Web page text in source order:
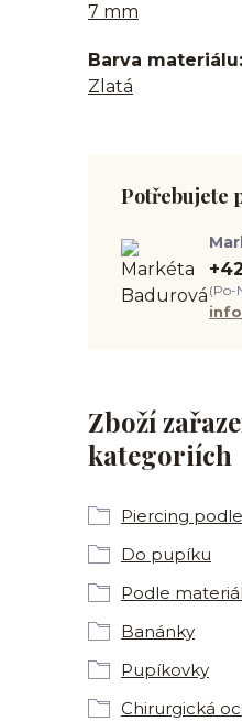
7 mm
Barva materiálu
Zlatá
Zboží
kategoriích
Piercing
Do pupíku
Podle
Banánky
Pupíkovky
Chirurgická
Potřebujete
(Po-